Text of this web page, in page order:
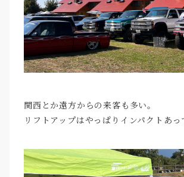
関西とか遠方からの来客も多い。
リフトアップはやっぱりインパクトあっ